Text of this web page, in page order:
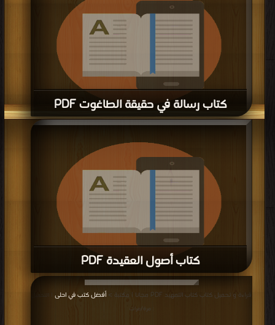
كتاب رسالة في حقيقة الطاغوت PDF
قراءة و تحميل كتاب كتاب رسالة في حقيقة الطاغوت PDF مجانا | مكتبة >
أفضل
كتب في اكبر موقع| التحميل : مرة/مرات
كتاب أصول العقيدة PDF
قراءة و تحميل كتاب كتاب أصول العقيدة PDF مجانا | مكتبة > أفضل كتب في جديد
|
التحميل : مرة/مرات
قراءة و تحميل كتاب كتاب التمهيد PDF مجانا | مكتبة > أفضل كتب في احلى
: مرة/مرات